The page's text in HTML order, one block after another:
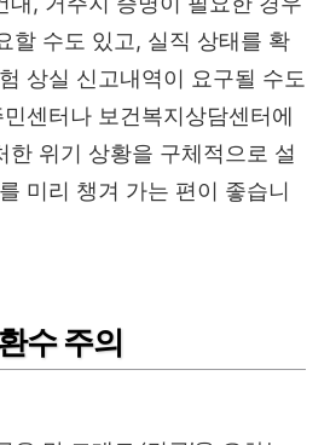
할 수도 있고, 실직 상태를 확
상실 신고내역이 요구될 수도
센터나 보건복지상담센터에
한 위기 상황을 구체적으로 설
미리 챙겨 가는 편이 좋습니
수 주의